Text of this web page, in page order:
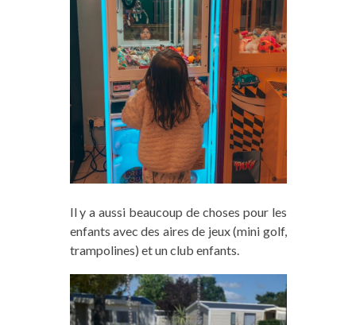
Il y a aussi beaucoup de choses pour les
enfants avec des aires de jeux (mini golf,
trampolines) et un club enfants.